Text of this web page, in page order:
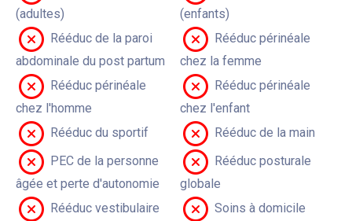
(adultes)
(enfants)
Rééduc de la paroi
abdominale du post partum
Rééduc périnéale
chez la femme
Rééduc périnéale
chez l'homme
Rééduc périnéale
chez l'enfant
Rééduc du sportif
Rééduc de la main
PEC de la personne
âgée et perte d'autonomie
Rééduc posturale
globale
Rééduc vestibulaire
Soins à domicile